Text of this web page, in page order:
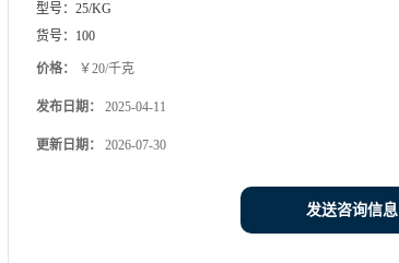
型号： 25/KG
货号： 100
价格： ￥20/千克
发布日期： 2025-04-11
更新日期： 2026-07-30
发送咨询信息